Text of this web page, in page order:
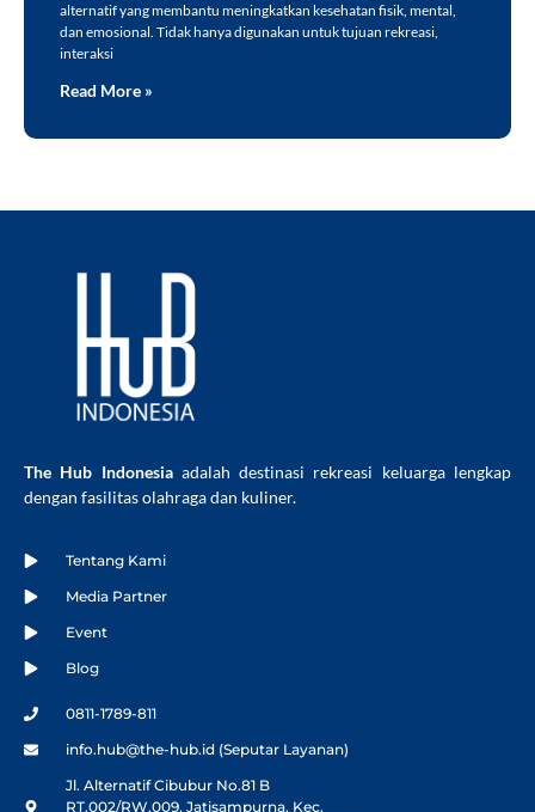
alternatif yang membantu meningkatkan kesehatan fisik, mental,
dan emosional. Tidak hanya digunakan untuk tujuan rekreasi,
interaksi
Read More »
The Hub Indonesiaadalah destinasi rekreasi keluarga lengkap
dengan fasilitas olahraga dan kuliner.
Tentang Kami
Media Partner
Event
Blog
0811-1789-811
info.hub@the-hub.id (Seputar Layanan)
Jl. Alternatif Cibubur No.81 B
RT.002/RW.009, Jatisampurna, Kec.